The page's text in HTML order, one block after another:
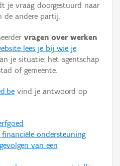
je vraag doorgestuurd naar
de andere partij.
vragen over werken
lees je bij wie je
je situatie: het agentschap
of gemeente.
vind je antwoord op
ondersteuning
van een